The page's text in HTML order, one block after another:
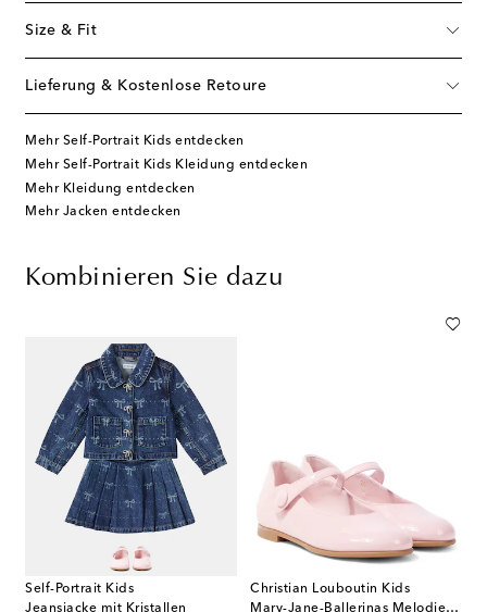
Size & Fit
Lieferung & Kostenlose Retoure
Mehr Self-Portrait Kids entdecken
Mehr Self-Portrait Kids Kleidung entdecken
Mehr Kleidung entdecken
Mehr Jacken entdecken
Kombinieren Sie dazu
Self-Portrait Kids
Jeansjacke mit Kristallen
Christian Louboutin Kids
Mary-Jane-Ballerinas Melodie Chick aus Lackleder